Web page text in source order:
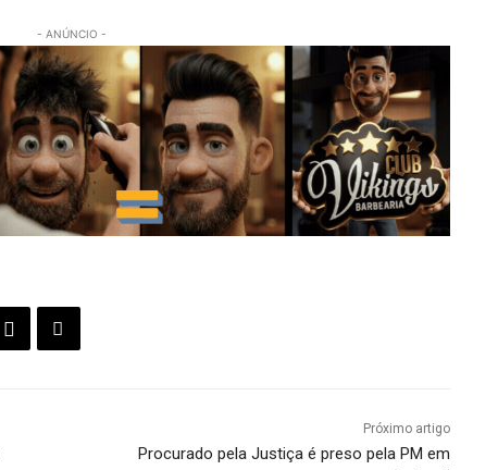
- ANÚNCIO -
Próximo artigo
Procurado pela Justiça é preso pela PM em